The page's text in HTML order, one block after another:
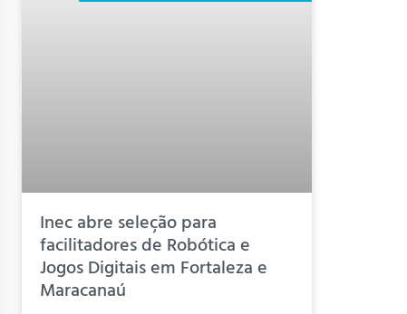
Inec abre seleção para
facilitadores de Robótica e
Jogos Digitais em Fortaleza e
Maracanaú